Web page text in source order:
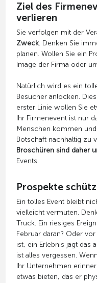
Ziel des
verlieren
Sie verfolgen mit der
Zweck. Denken Sie
planen. Wollen Sie ein
Image der Firma oder
Natürlich wird es ein
Besucher anlocken.
erster Linie wollen Sie
Ihr Firmenevent ist nur
Menschen kommen
Botschaft nachhaltig zu
Broschüren sind daher
Events.
Prospekte
Ein tolles Event bleibt
vielleicht vermuten.
Truck. Ein riesiges
Februar daran? Oder
ist, ein Erlebnis jagt das
ist alles vergessen.
Ihr Unternehmen
etwas bieten, das er